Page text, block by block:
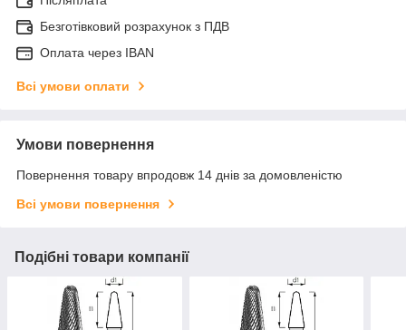
Безготівковий розрахунок з ПДВ
Оплата через IBAN
Всі умови оплати
Умови повернення
Повернення товару впродовж 14 днів за домовленістю
Всі умови повернення
Подібні товари компанії